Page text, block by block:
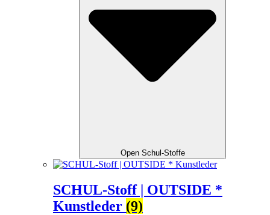
Open Schul-Stoffe
SCHUL-Stoff | OUTSIDE *
Kunstleder (9)